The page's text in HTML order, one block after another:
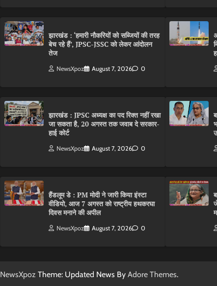
झारखंड : ‘हमारी नौकरियों को सब्जियों की तरह
बेच रहे हैं’, JPSC-JSSC को लेकर आंदोलन
तेज
NewsXpoz August 7, 2026 0
झारखंड : JPSC अध्यक्ष का पद रिक्त नहीं रखा
जा सकता है, 20 अगस्त तक जवाब दे सरकार-
हाई कोर्ट
NewsXpoz August 7, 2026 0
हैंडलूम डे : PM मोदी ने जारी किया इंस्टा
वीडियो, आज 7 अगस्त को राष्ट्रीय हथकरघा
दिवस मनाने की अपील
NewsXpoz August 7, 2026 0
NewsXpoz Theme: Updated News By Adore Themes.